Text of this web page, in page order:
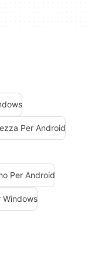
Per Android
Per Android
Windows